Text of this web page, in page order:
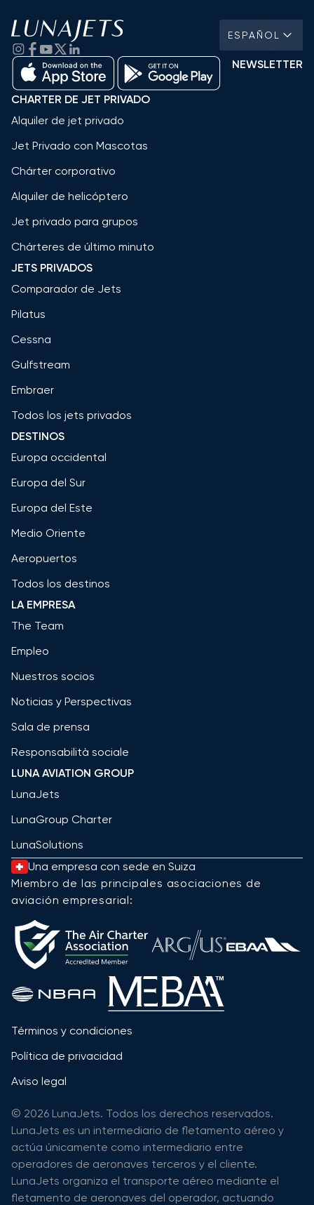
ESPAÑOL
NEWSLETTER
CHARTER DE JET PRIVADO
Alquiler de jet privado
Jet Privado con Mascotas
Chárter corporativo
Alquiler de helicóptero
Jet privado para grupos
Chárteres de último minuto
JETS PRIVADOS
Comparador de Jets
Pilatus
Cessna
Gulfstream
Embraer
Todos los jets privados
DESTINOS
Europa occidental
Europa del Sur
Europa del Este
Medio Oriente
Aeropuertos
Todos los destinos
LA EMPRESA
The Team
Empleo
Nuestros socios
Noticias y Perspectivas
Sala de prensa
Responsabilità sociale
LUNA AVIATION GROUP
LunaJets
LunaGroup Charter
LunaSolutions
Una empresa con sede en Suiza
Miembro de las principales asociaciones de
aviación empresarial:
Términos y condiciones
Política de privacidad
Aviso legal
© 2026 LunaJets. Todos los derechos reservados.
LunaJets es un intermediario de fletamento aéreo y
actúa únicamente como intermediario entre
operadores de aeronaves terceros y el cliente.
LunaJets organiza el transporte aéreo mediante el
fletamento de aeronaves del operador, actuando